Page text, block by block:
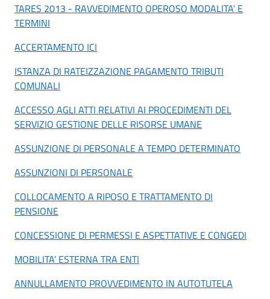
TARES 2013 - RAVVEDIMENTO OPEROSO MODALITA’ E
TERMINI
ACCERTAMENTO ICI
ISTANZA DI RATEIZZAZIONE PAGAMENTO TRIBUTI
COMUNALI
ACCESSO AGLI ATTI RELATIVI AI PROCEDIMENTI DEL
SERVIZIO GESTIONE DELLE RISORSE UMANE
ASSUNZIONE DI PERSONALE A TEMPO DETERMINATO
ASSUNZIONI DI PERSONALE
COLLOCAMENTO A RIPOSO E TRATTAMENTO DI
PENSIONE
CONCESSIONE DI PERMESSI E ASPETTATIVE E CONGEDI
MOBILITA’ ESTERNA TRA ENTI
ANNULLAMENTO PROVVEDIMENTO IN AUTOTUTELA